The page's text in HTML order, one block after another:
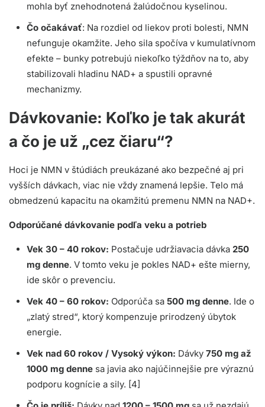
mohla byť znehodnotená žalúdočnou kyselinou.
Čo očakávať: Na rozdiel od liekov proti bolesti, NMN
nefunguje okamžite. Jeho sila spočíva v kumulatívnom
efekte – bunky potrebujú niekoľko týždňov na to, aby
stabilizovali hladinu NAD+ a spustili opravné
mechanizmy.
Dávkovanie: Koľko je tak akurát
a čo je už „cez čiaru“?
Hoci je NMN v štúdiách preukázané ako bezpečné aj pri
vyšších dávkach, viac nie vždy znamená lepšie. Telo má
obmedzenú kapacitu na okamžitú premenu NMN na NAD+.
Odporúčané dávkovanie podľa veku a potrieb
Vek 30 – 40 rokov: Postačuje udržiavacia dávka 250
mg denne. V tomto veku je pokles NAD+ ešte mierny,
ide skôr o prevenciu.
Vek 40 – 60 rokov: Odporúča sa 500 mg denne. Ide o
„zlatý stred“, ktorý kompenzuje prirodzený úbytok
energie.
Vek nad 60 rokov / Vysoký výkon: Dávky 750 mg až
1000 mg denne sa javia ako najúčinnejšie pre výraznú
podporu kognície a sily. [4]